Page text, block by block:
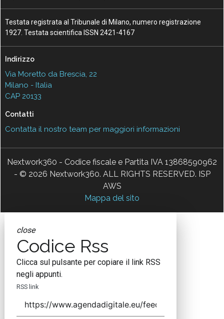
Testata registrata al Tribunale di Milano, numero registrazione
1927. Testata scientifica ISSN 2421-4167
Indirizzo
Via Moretto da Brescia, 22
Milano - Italia
CAP 20133
Contatti
Contatta il nostro team per maggiori informazioni
Nextwork360 - Codice fiscale e Partita IVA 13868590962
- © 2026 Nextwork360. ALL RIGHTS RESERVED. ISP
AWS
Mappa del sito
close
Codice Rss
Clicca sul pulsante per copiare il link RSS
negli appunti.
RSS link